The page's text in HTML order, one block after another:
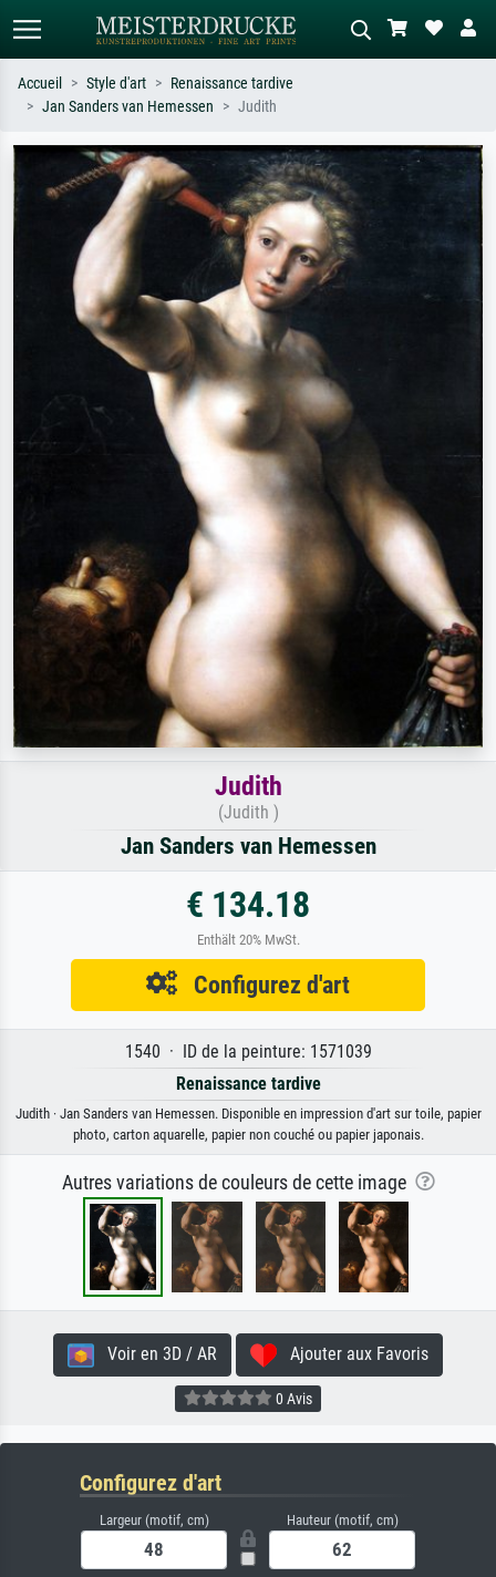
Recherchez par artiste, titre ou style –
ex. Monet, Nuit étoilée,
impressionnisme, vague de Hokusai,
nu.
Décrivez la scène – ex. prairie verte,
abstrait avec beaucoup de rouge,
tableau sombre, nu debout près d'un
arbre.
Accueil Style d'art
Renaissance tardive
Jan Sanders van Hemessen
Judith
Judith
(Judith )
Jan Sanders van Hemessen
€ 134.18
Enthält 20% MwSt.
Configurez d'art
1540 · ID de la peinture: 1571039
Renaissance tardive
Judith · Jan Sanders van Hemessen. Disponible en impression d'art sur toile, papier
photo, carton aquarelle, papier non couché ou papier japonais.
Autres variations de couleurs de cette image
Voir en 3D / AR Ajouter aux Favoris
0 Avis
Configurez d'art
Largeur (motif, cm) Hauteur (motif, cm)